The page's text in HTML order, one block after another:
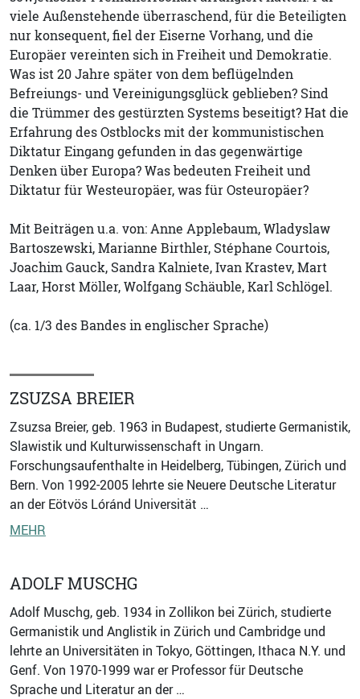
viele Außenstehende überraschend, für die Beteiligten
nur konsequent, fiel der Eiserne Vorhang, und die
Europäer vereinten sich in Freiheit und Demokratie.
Was ist 20 Jahre später von dem beflügelnden
Befreiungs- und Vereinigungsglück geblieben? Sind
die Trümmer des gestürzten Systems beseitigt? Hat die
Erfahrung des Ostblocks mit der kommunistischen
Diktatur Eingang gefunden in das gegenwärtige
Denken über Europa? Was bedeuten Freiheit und
Diktatur für Westeuropäer, was für Osteuropäer?
Mit Beiträgen u.a. von: Anne Applebaum, Wladyslaw
Bartoszewski, Marianne Birthler, Stéphane Courtois,
Joachim Gauck, Sandra Kalniete, Ivan Krastev, Mart
Laar, Horst Möller, Wolfgang Schäuble, Karl Schlögel.
(ca. 1/3 des Bandes in englischer Sprache)
ZSUZSA BREIER
Zsuzsa Breier, geb. 1963 in Budapest, studierte Germanistik,
Slawistik und Kulturwissenschaft in Ungarn.
Forschungsaufenthalte in Heidelberg, Tübingen, Zürich und
Bern. Von 1992-2005 lehrte sie Neuere Deutsche Literatur
an der Eötvös Lóránd Universität …
MEHR
ADOLF MUSCHG
Adolf Muschg, geb. 1934 in Zollikon bei Zürich, studierte
Germanistik und Anglistik in Zürich und Cambridge und
lehrte an Universitäten in Tokyo, Göttingen, Ithaca N.Y. und
Genf. Von 1970-1999 war er Professor für Deutsche
Sprache und Literatur an der …